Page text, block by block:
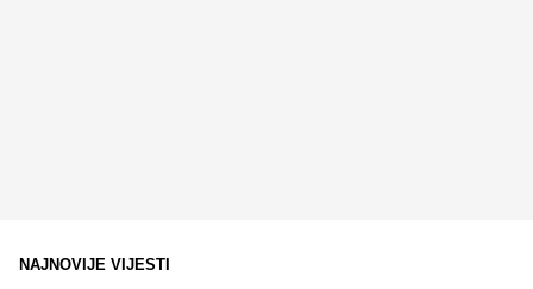
NAJNOVIJE VIJESTI